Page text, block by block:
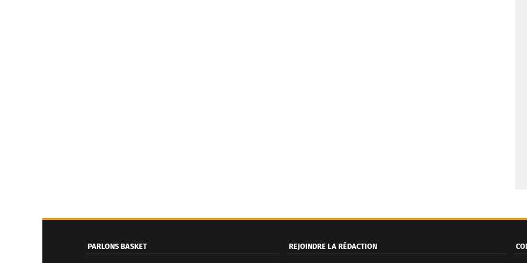
PARLONS BASKET REJOINDRE LA RÉDACTION